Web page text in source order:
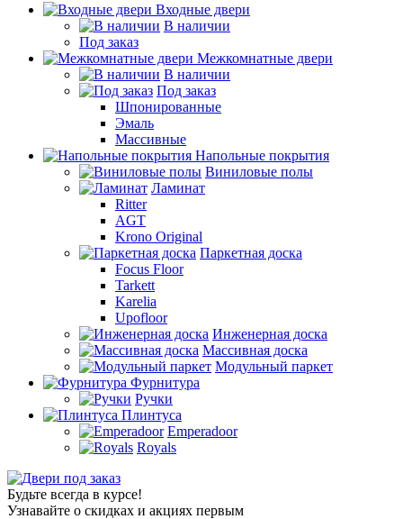
Входные двери
В наличии
Под заказ
Межкомнатные двери
В наличии
Под заказ
Шпонированные
Эмаль
Массивные
Напольные покрытия
Виниловые полы
Ламинат
Ritter
AGT
Krono Original
Паркетная доска
Focus Floor
Tarkett
Karelia
Upofloor
Инженерная доска
Массивная доска
Модульный паркет
Фурнитура
Ручки
Плинтуса
Emperadoor
Royals
Будьте всегда в курсе!
Узнавайте о скидках и акциях первым